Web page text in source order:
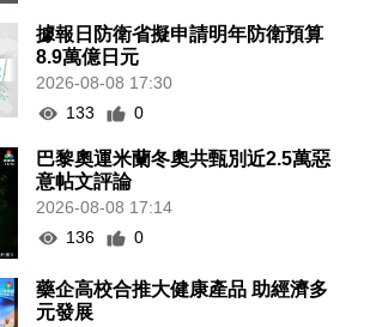
據報日防衛省擬申請明年防衛預算
8.9萬億日元
2026-08-08 17:30
133
0
巴黎奧運米蘭冬奧共甄別近2.5萬惡
意帖文評論
2026-08-08 17:14
136
0
藥企高校合推大健康產品 助經濟多
元發展